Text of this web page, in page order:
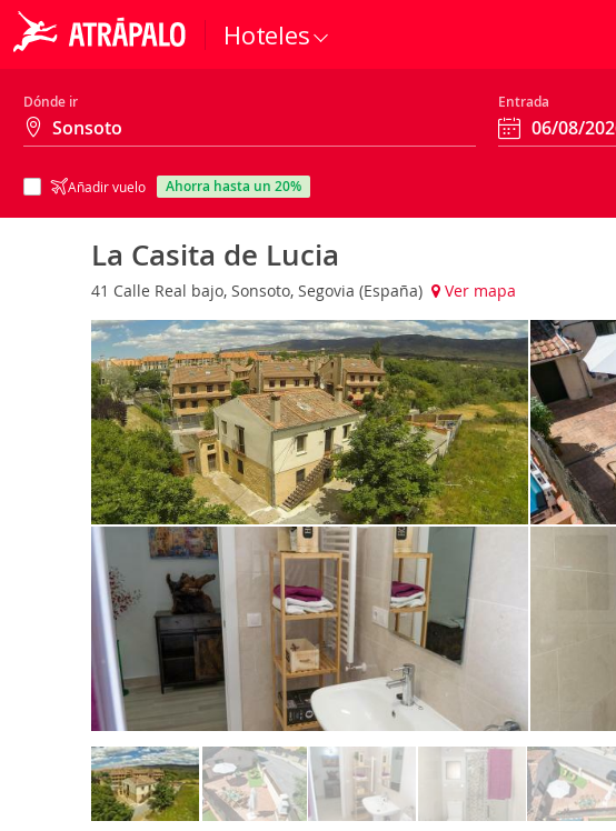
Hoteles
Dónde ir Entrada
Añadir vuelo ahorra hasta un 20%
La Casita de Lucia
41 Calle Real bajo, Sonsoto, Segovia (España) Ver mapa